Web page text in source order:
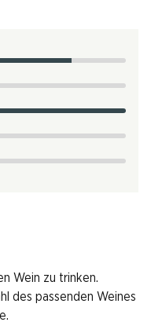
Wein zu trinken.
des passenden Weines